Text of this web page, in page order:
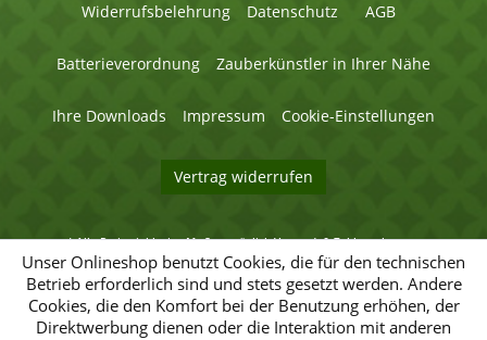
Widerrufsbelehrung Datenschutz AGB
Batterieverordnung Zauberkünstler in Ihrer Nähe
Ihre Downloads Impressum Cookie-Einstellungen
Vertrag widerrufen
* Alle Preise inklusive MwSt. zuzüglichVersand- & Zahlungskosten.
© 2026 Magic Factory - Alle Rechte vorbehalten.
Umsetzung
des
Magic-
Umsetzung
Magic-
Unser Onlineshop benutzt Cookies, die für den technischen
Betrieb erforderlich sind und stets gesetzt werden. Andere
Cookies, die den Komfort bei der Benutzung erhöhen, der
Direktwerbung dienen oder die Interaktion mit anderen